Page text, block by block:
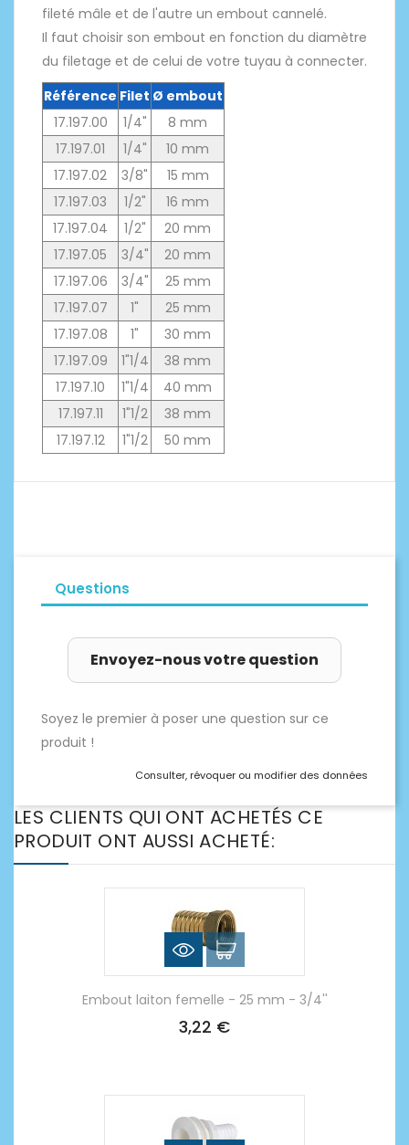
fileté mâle et de l'autre un embout cannelé.
Il faut choisir son embout en fonction du diamètre
du filetage et de celui de votre tuyau à connecter.
Référence Filet Ø embout
17.197.00
1/4"
8 mm
17.197.01
1/4"
10 mm
17.197.02
3/8"
15 mm
17.197.03
1/2"
16 mm
17.197.04
1/2"
20 mm
17.197.05
3/4"
20 mm
17.197.06
3/4"
25 mm
17.197.07
1"
25 mm
17.197.08
1"
30 mm
17.197.09
1"1/4
38 mm
17.197.10
1"1/4
40 mm
17.197.11
1"1/2
38 mm
17.197.12
1"1/2 50 mm
Questions
Envoyez-nous votre question
Soyez le premier à poser une question sur ce
produit !
Consulter, révoquer ou modifier des données
LES CLIENTS QUI ONT ACHETÉS CE
PRODUIT ONT AUSSI ACHETÉ:
Embout laiton femelle - 25 mm - 3/4''
3,22 €